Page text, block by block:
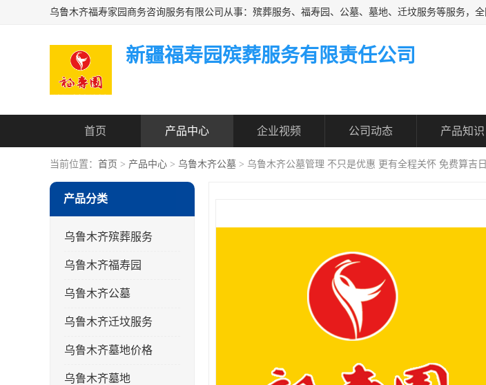
新疆福寿园殡葬服务有限责任公司
首页 产品中心 企业视频 公司动态 产品知识
当前位置： 首页 > 产品中心 > 乌鲁木齐公墓 > 乌鲁木齐公墓管理 不只是优惠 更有全程关怀 免费算吉日
产品分类
乌鲁木齐殡葬服务
乌鲁木齐福寿园
乌鲁木齐公墓
乌鲁木齐迁坟服务
乌鲁木齐墓地价格
乌鲁木齐墓地